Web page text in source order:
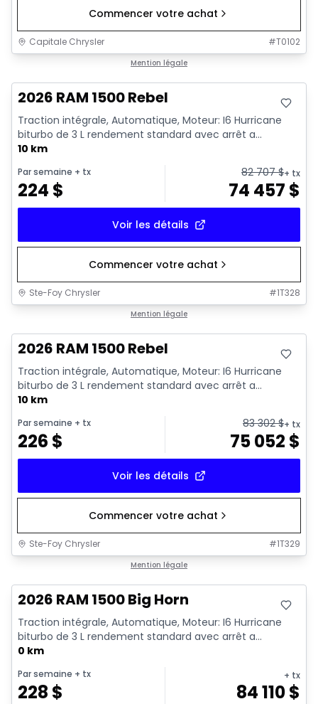
Commencer votre achat
Capitale Chrysler #T0102
Mention légale
2026 RAM 1500 Rebel
Traction intégrale, Automatique, Moteur: I6 Hurricane
biturbo de 3 L rendement standard avec arrêt a...
10 km
Par semaine + tx
224 $
82 707$+ tx
74 457 $
Voir les détails
Commencer votre achat
Ste-Foy Chrysler #1T328
Mention légale
2026 RAM 1500 Rebel
Traction intégrale, Automatique, Moteur: I6 Hurricane
biturbo de 3 L rendement standard avec arrêt a...
10 km
Par semaine + tx
226 $
83 302$+ tx
75 052 $
Voir les détails
Commencer votre achat
Ste-Foy Chrysler #1T329
Mention légale
2026 RAM 1500 Big Horn
Traction intégrale, Automatique, Moteur: I6 Hurricane
biturbo de 3 L rendement standard avec arrêt a...
0 km
Par semaine + tx
228 $
+ tx
84 110$